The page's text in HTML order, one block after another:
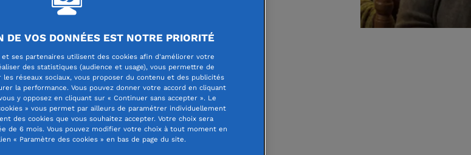
Fondations régionales Sud-Ouest
comme
DE VOS DONNÉES EST NOTRE PRIORITÉ
et ses partenaires utilisent des cookies afin d'améliorer votre
des statistiques (audience et usage), vous permettre de
réseaux sociaux, vous proposer du contenu et des publicités
la performance. Vous pouvez donner votre accord en cliquant
y opposez en cliquant sur « Continuer sans accepter ». Le
» vous permet par ailleurs de paramétrer individuellement
des cookies que vous souhaitez accepter. Votre choix sera
de 6 mois. Vous pouvez modifier votre choix à tout moment en
« Paramètre des cookies » en bas de page du site.